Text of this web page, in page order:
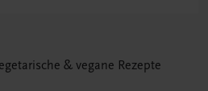
& vegane Rezepte